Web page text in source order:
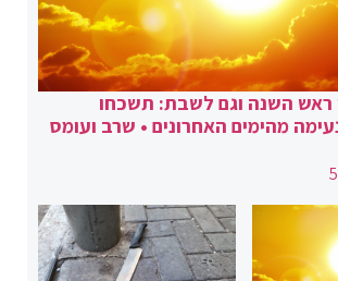
ראש השנה וגם לשבת: תשכחו
מהימים האחרונים • שרב ועומס